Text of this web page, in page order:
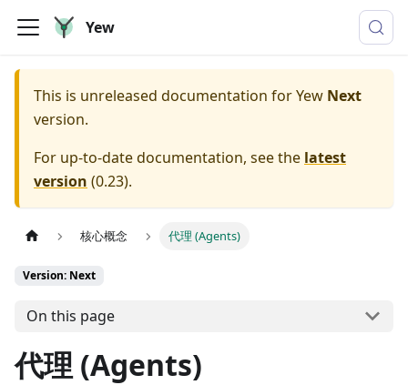
Yew
This is unreleased documentation forYew Next
version.
For up-to-date documentation, see the latest
version (0.23).
核心概念 代理 (Agents)
Version: Next
On this page
代理 (Agents)